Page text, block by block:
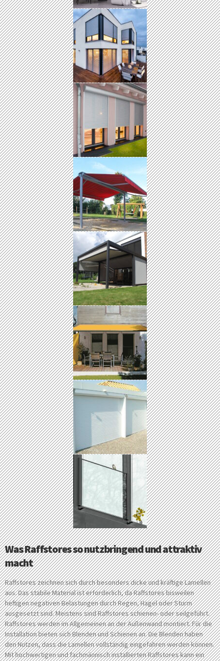
Was Raffstores so nutzbringend und attraktiv
macht
Raffstores zeichnen sich durch besonders dicke und kräftige Lamellen
aus. Das stabile Material ist erforderlich, da Raffstores bisweilen
heftigen negativen Belastungen durch Regen, Hagel oder Sturm
ausgesetzt sind. Meistens sind Raffstores schienen- oder seilgeführt.
Raffstores werden im Allgemeinen an der Außenwand montiert. Für die
Installation bieten sich Blenden und Schienen an. Die Blenden haben
den Nutzen, dass die Lamellen vollständig eingefahren werden können.
Mit hochwertigen und fachmännisch installierten Raffstores kann ein